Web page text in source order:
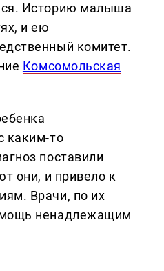
Историю малыша
и ею
комитет.
Комсомольская
каким-то
поставили
они, и привело к
Врачи, по их
ненадлежащим